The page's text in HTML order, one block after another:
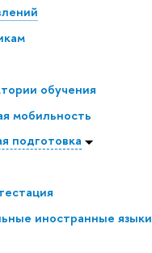
обучения
мобильность
подготовка
иностранные языки